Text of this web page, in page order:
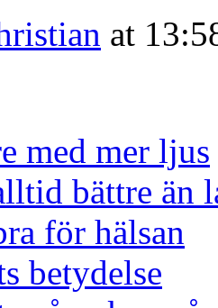
at
med mer ljus
bättre än
för hälsan
betydelse